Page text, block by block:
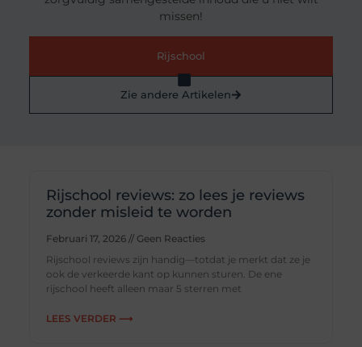
missen!
Rijschool
Zie andere Artikelen
Rijschool reviews: zo lees je reviews
zonder misleid te worden
Februari 17, 2026
Geen Reacties
Rijschool reviews zijn handig—totdat je merkt dat ze je
ook de verkeerde kant op kunnen sturen. De ene
rijschool heeft alleen maar 5 sterren met
LEES VERDER ⟶